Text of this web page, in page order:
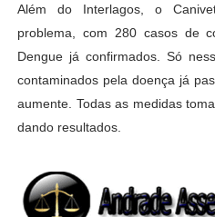
Além do Interlagos, o
problema, com 280 casos de
Dengue já confirmados. Só
contaminados pela doença já
aumente. Todas as medidas
dando resultados.